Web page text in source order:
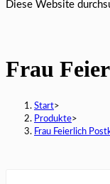
Diese Website
Frau
Start>
Produkte>
Frau Feierlich